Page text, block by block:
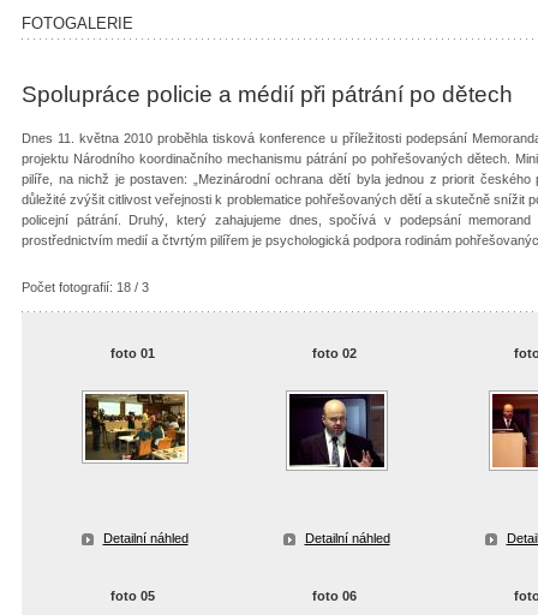
FOTOGALERIE
Spolupráce policie a médií při pátrání po dětech
Dnes 11. května 2010 proběhla tisková konference u příležitosti podepsání
projektu Národního koordinačního mechanismu pátrání po pohřešovaných dětech.
pilíře, na nichž je postaven: „Mezinárodní ochrana dětí byla jednou z priorit
důležité zvýšit citlivost veřejnosti k problematice pohřešovaných dětí a skutečně snížit
policejní pátrání. Druhý, který zahajujeme dnes, spočívá v podepsání
prostřednictvím medií a čtvrtým pilířem je psychologická podpora rodinám
Počet fotografií: 18 / 3
foto 01
Detailní náhled
foto 02
Detailní náhled
foto 05 foto 06